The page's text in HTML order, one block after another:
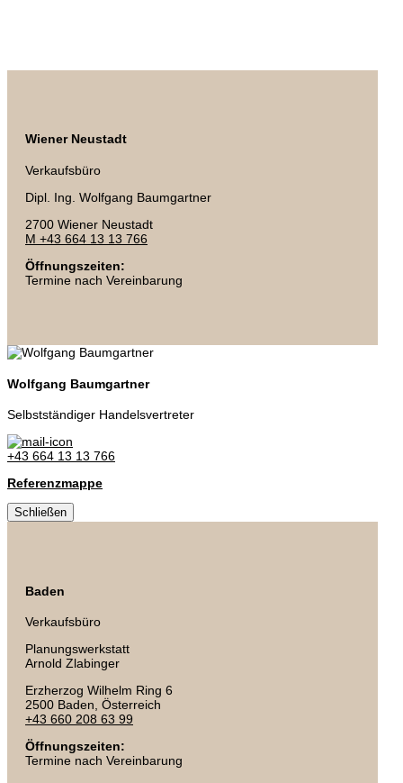
Wiener Neustadt
Verkaufsbüro
Dipl. Ing. Wolfgang Baumgartner
2700 Wiener Neustadt
M +43 664 13 13 766
Öffnungszeiten:
Termine nach Vereinbarung
Wolfgang Baumgartner
Selbstständiger Handelsvertreter
+43 664 13 13 766
Referenzmappe
Schließen
Baden
Verkaufsbüro
Planungswerkstatt
Arnold Zlabinger
Erzherzog Wilhelm Ring 6
2500 Baden, Österreich
+43 660 208 63 99
Öffnungszeiten:
Termine nach Vereinbarung